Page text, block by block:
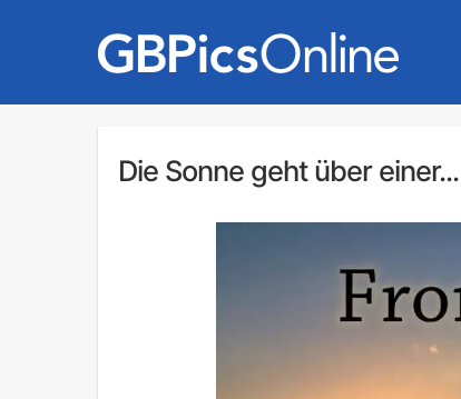
Die Sonne geht über einer...